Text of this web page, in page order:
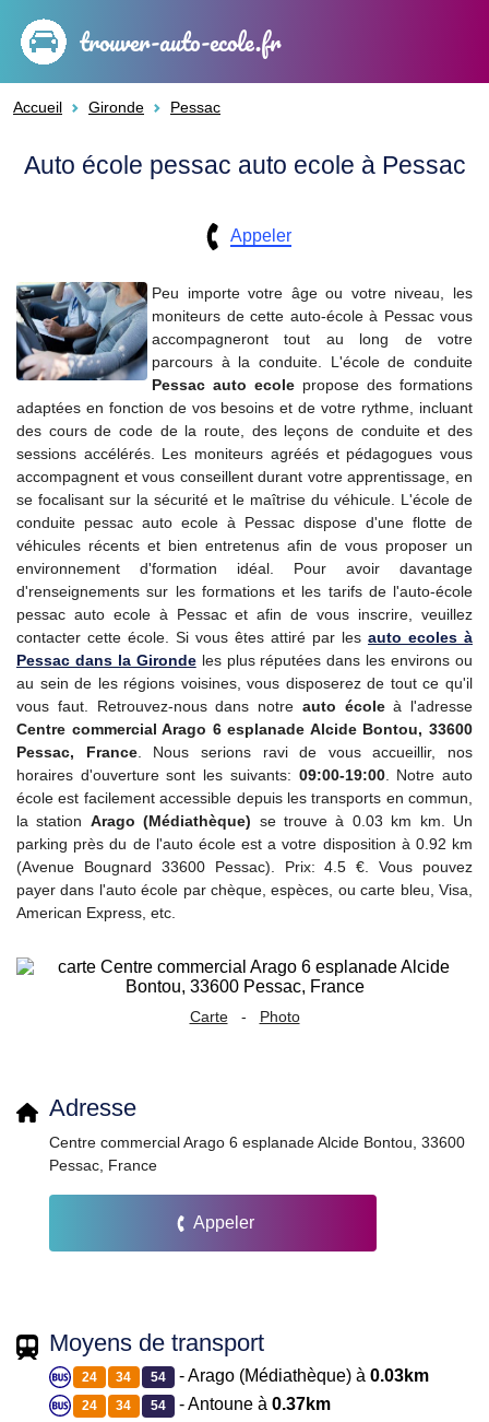
trouver-auto-ecole.fr
Accueil Gironde Pessac
Auto école pessac auto ecole à Pessac
Appeler
Peu importe votre âge ou votre niveau, les
moniteurs de cette auto-école à Pessac vous
accompagneront tout au long de votre
parcours à la conduite. L'école de conduite
Pessac auto ecole propose des formations
adaptées en fonction de vos besoins et de votre rythme, incluant
des cours de code de la route, des leçons de conduite et des
sessions accélérés. Les moniteurs agréés et pédagogues vous
accompagnent et vous conseillent durant votre apprentissage, en
se focalisant sur la sécurité et le maîtrise du véhicule. L'école de
conduite pessac auto ecole à Pessac dispose d'une flotte de
véhicules récents et bien entretenus afin de vous proposer un
environnement d'formation idéal. Pour avoir davantage
d'renseignements sur les formations et les tarifs de l'auto-école
pessac auto ecole à Pessac et afin de vous inscrire, veuillez
contacter cette école. Si vous êtes attiré par les auto ecoles à
Pessac dans la Girondeles plus réputées dans les environs ou
au sein de les régions voisines, vous disposerez de tout ce qu'il
vous faut. Retrouvez-nous dans notre auto écoleà l'adresse
Centre commercial Arago 6 esplanade Alcide Bontou, 33600
Pessac, France. Nous serions ravi de vous accueillir, nos
horaires d'ouverture sont les suivants: 09:00-19:00. Notre auto
école est facilement accessible depuis les transports en commun,
la station Arago (Médiathèque) se trouve à 0.03 km km. Un
parking près du de l'auto école est a votre disposition à 0.92 km
(Avenue Bougnard 33600 Pessac). Prix: 4.5 €. Vous pouvez
payer dans l'auto école par chèque, espèces, ou carte bleu, Visa,
American Express, etc.
Carte - Photo
Adresse
Centre commercial Arago 6 esplanade Alcide Bontou, 33600
Pessac, France
Appeler
Moyens de transport
24 34 54 - Arago (Médiathèque) à 0.03km
24 34 54 - Antoune à 0.37km